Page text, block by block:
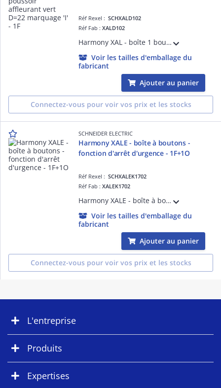
Réf Rexel :SCHXALD102
Réf Fab :XALD102
Harmony XAL - boîte 1 bouton poussoir affleurant vert D=22 marquage «l» - 1F - IP66, IP67, IP69, IP69K - gris clair ((RAL 7035, base du boîtier), gris foncé (RAL 7016, capot) - pour unités de commande et signalisation XB5 D= 22 mm
Voir les tailles d'emballage du
fabricant
Ajouter au panier
Connectez-vous pour voir vos prix et les stocks
SCHNEIDER ELECTRIC
Harmony XALE - boîte à boutons -
fonction d'arrêt d'urgence - 1F+1O
Réf Rexel :SCHXALEK1702
Réf Fab :XALEK1702
Harmony XALE - boîte à boutons - fonction d'arrêt d'urgence - 1F+1O - IP54- couleur de la base du boîtier : gris clair (RAL 7035) - couleur du capot : jaune (RAL 1021) - pour unités de commande et signalisation XB7 D= 22 mm
Voir les tailles d'emballage du
fabricant
Ajouter au panier
Connectez-vous pour voir vos prix et les stocks
L'entreprise
Produits
Expertises